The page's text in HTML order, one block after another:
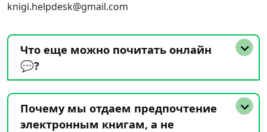
knigi.helpdesk@gmail.com
Что еще можно почитать онлайн
💬?
Почему мы отдаем предпочтение
электронным книгам, а не